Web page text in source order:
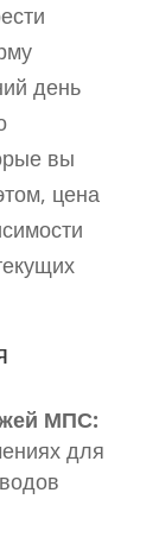
день
вы
цена
МПС:
для